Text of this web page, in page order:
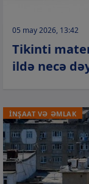
05 may 2026, 13:42
Tikinti
ildə necə
İNŞAAT VƏ ƏMLAK